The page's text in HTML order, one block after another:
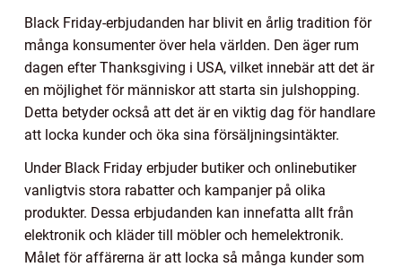
Black Friday-erbjudanden har blivit en årlig tradition för
många konsumenter över hela världen. Den äger rum
dagen efter Thanksgiving i USA, vilket innebär att det är
en möjlighet för människor att starta sin julshopping.
Detta betyder också att det är en viktig dag för handlare
att locka kunder och öka sina försäljningsintäkter.
Under Black Friday erbjuder butiker och onlinebutiker
vanligtvis stora rabatter och kampanjer på olika
produkter. Dessa erbjudanden kan innefatta allt från
elektronik och kläder till möbler och hemelektronik.
Målet för affärerna är att locka så många kunder som